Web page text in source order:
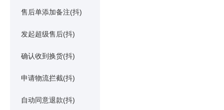
售后单添加备注(抖)
发起超级售后(抖)
确认收到换货(抖)
申请物流拦截(抖)
自动同意退款(抖)